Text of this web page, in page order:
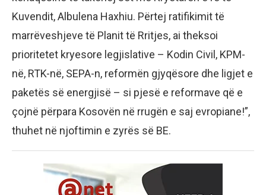
Kuvendit, Albulena Haxhiu. Përtej ratifikimit të
marrëveshjeve të Planit të Rritjes, ai theksoi
prioritetet kryesore legjislative – Kodin Civil, KPM-
në, RTK-në, SEPA-n, reformën gjyqësore dhe ligjet e
paketës së energjisë – si pjesë e reformave që e
çojnë përpara Kosovën në rrugën e saj evropiane!”,
thuhet në njoftimin e zyrës së BE.